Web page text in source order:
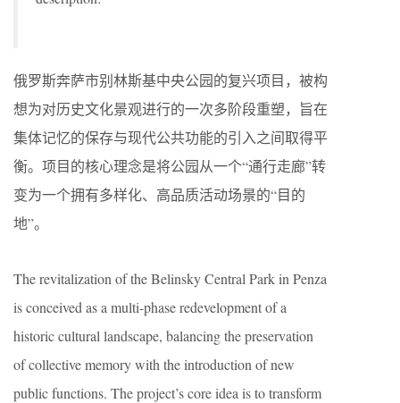
俄罗斯奔萨市别林斯基中央公园的复兴项目，被构
想为对历史文化景观进行的一次多阶段重塑，旨在
集体记忆的保存与现代公共功能的引入之间取得平
衡。项目的核心理念是将公园从一个“通行走廊”转
变为一个拥有多样化、高品质活动场景的“目的
地”。
The revitalization of the Belinsky Central Park in Penza
is conceived as a multi-phase redevelopment of a
historic cultural landscape, balancing the preservation
of collective memory with the introduction of new
public functions. The project’s core idea is to transform